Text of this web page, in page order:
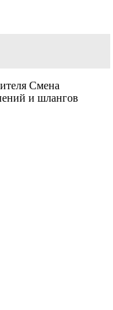
Смена
и шлангов